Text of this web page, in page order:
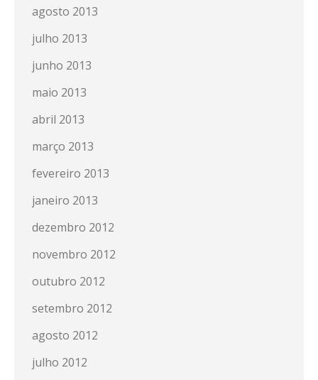
agosto 2013
julho 2013
junho 2013
maio 2013
abril 2013
março 2013
fevereiro 2013
janeiro 2013
dezembro 2012
novembro 2012
outubro 2012
setembro 2012
agosto 2012
julho 2012